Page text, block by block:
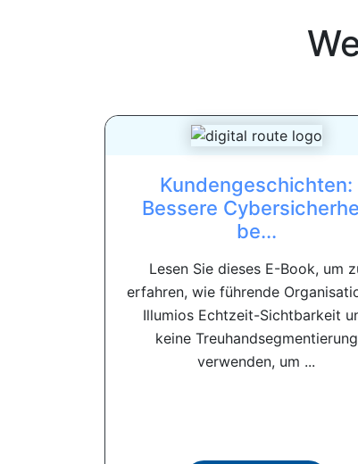
Kundengeschichten:
Bessere
be...
Lesen Sie dieses E-Book, um
erfahren, wie führende
Illumios Echtzeit-Sichtbarkeit
keine Treuhandsegmentierung
verwenden, um ...